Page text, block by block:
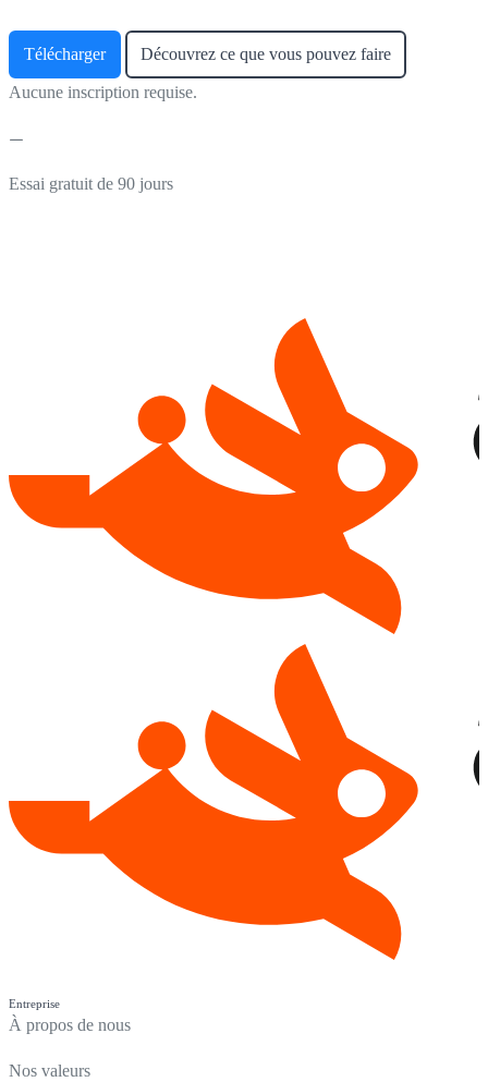
Télécharger Découvrez ce que vous pouvez faire
Aucune inscription requise.
Essai gratuit de 90 jours
Entreprise
À propos de nous
Nos valeurs